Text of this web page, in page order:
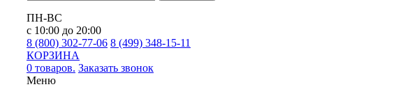
ПН-ВС
с 10:00 до 20:00
8 (800) 302-77-06 8 (499) 348-15-11
КОРЗИНА
0 товаров. Заказать звонок
Меню